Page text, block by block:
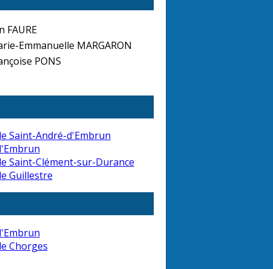
FAURE
Emmanuelle MARGARON
PONS
Saint-André-d'Embrun
Saint-Clément-sur-Durance
Guillestre
Chorges